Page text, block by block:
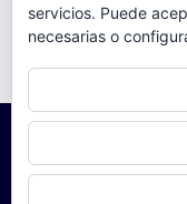
torrent al dia
servicios. Puede
necesarias o
Para obtener más